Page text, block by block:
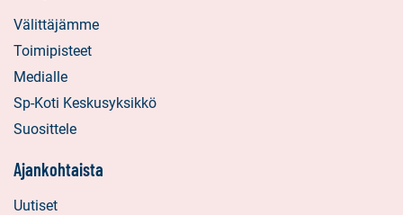
Välittäjämme
Toimipisteet
Medialle
Sp-Koti Keskusyksikkö
Suosittele
Ajankohtaista
Uutiset